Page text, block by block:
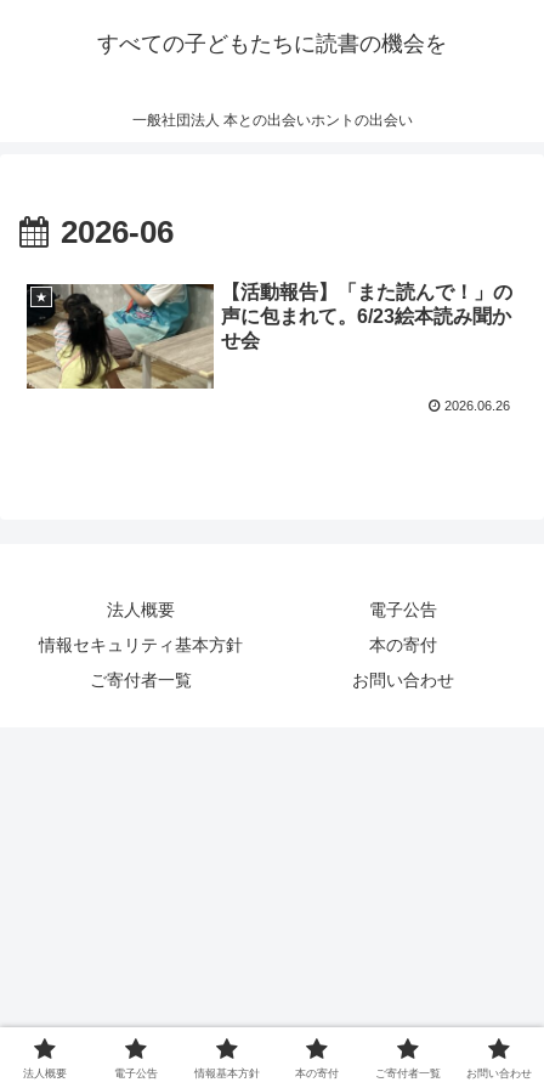
すべての子どもたちに読書の機会を
一般社団法人 本との出会いホントの出会い
2026-06
★
【活動報告】「また読んで！」の
声に包まれて。6/23絵本読み聞か
せ会
2026.06.26
法人概要
電子公告
情報セキュリティ基本方針
本の寄付
ご寄付者一覧
お問い合わせ
法人概要 電子公告 情報基本方針 本の寄付 ご寄付者一覧 お問い合わせ